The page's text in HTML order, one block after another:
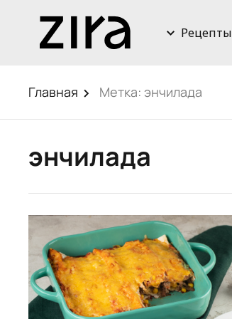
Рецепты
Главная Метка: энчилада
энчилада